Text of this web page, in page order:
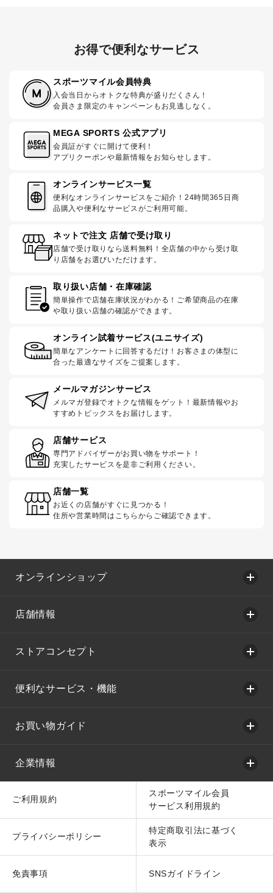
お得で便利なサービス
スポーツマイル会員特典
入会当日からオトクな特典が盛りだくさん！
会員さま限定のキャンペーンもお見逃しなく。
MEGA SPORTS 公式アプリ
会員証がすぐに開けて便利！
アプリクーポンや最新情報をお知らせします。
オンラインサービス一覧
便利なオンラインサービスをご紹介！24時間365日商
品購入や便利なサービスがご利用可能。
ネットで注文 店舗で受け取り
店舗で受け取りなら送料無料！全店舗の中から受け取
り店舗をお選びいただけます。
取り扱い店舗・在庫確認
簡単操作で店舗在庫状況がわかる！ご希望商品の在庫
や取り扱い店舗の確認ができます。
オンライン試着サービス(ユニサイズ)
簡単なアンケートに回答するだけ！お客さまの体型に
合った最適なサイズをご提案します。
メールマガジンサービス
メルマガ登録でオトクな情報をゲット！最新情報やお
すすめトピックスをお届けします。
店舗サービス
専門アドバイザーがお買い物をサポート！
充実したサービスを是非ご利用ください。
店舗一覧
お近くの店舗がすぐに見つかる！
住所や営業時間はこちらからご確認できます。
オンラインショップ
店舗情報
ストアコンセプト
便利なサービス・機能
お買い物ガイド
企業情報
ご利用規約
スポーツマイル会員
サービス利用規約
プライバシーポリシー
特定商取引法に基づく
表示
免責事項 SNSガイドライン